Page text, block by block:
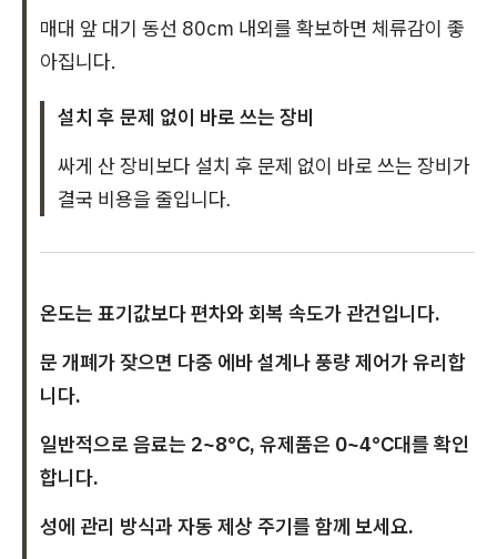
매대 앞 대기 동선 80cm 내외를 확보하면 체류감이 좋
아집니다.
설치 후 문제 없이 바로 쓰는 장비
싸게 산 장비보다 설치 후 문제 없이 바로 쓰는 장비가
결국 비용을 줄입니다.
온도는 표기값보다 편차와 회복 속도가 관건입니다.
문 개폐가 잦으면 다중 에바 설계나 풍량 제어가 유리합
니다.
일반적으로 음료는 2~8℃, 유제품은 0~4℃대를 확인
합니다.
성에 관리 방식과 자동 제상 주기를 함께 보세요.